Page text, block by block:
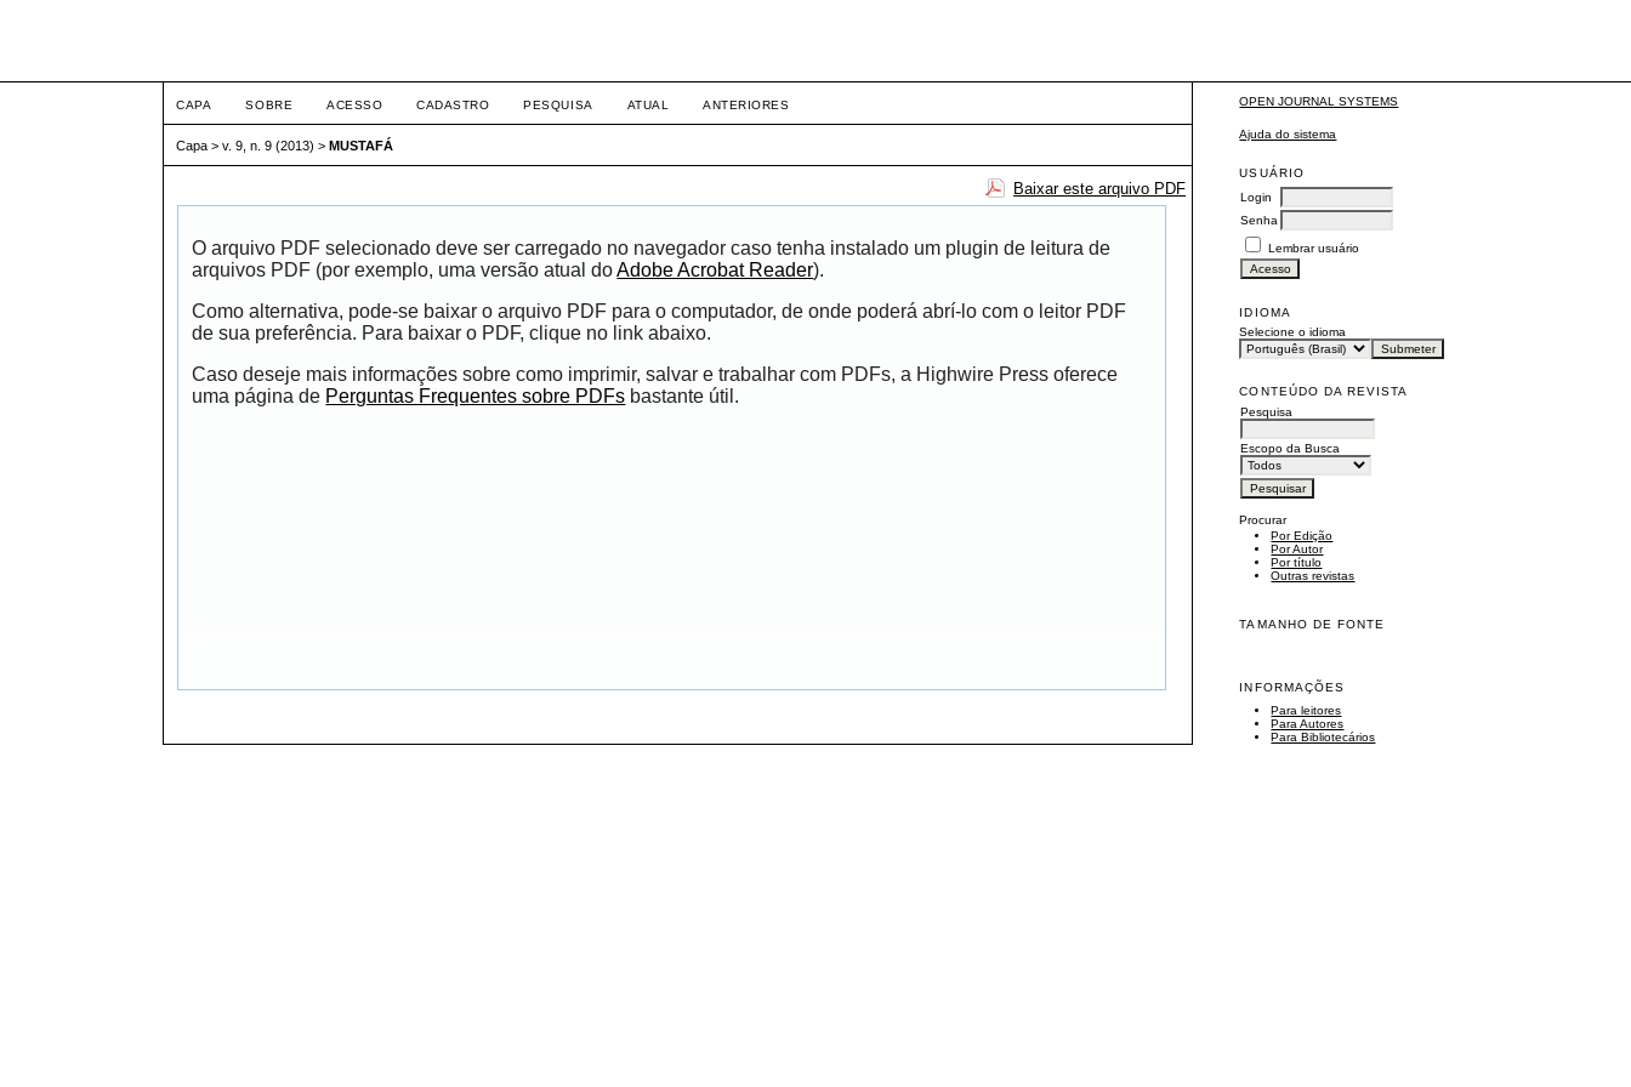
OPEN JOURNAL SYSTEMS
Ajuda do sistema
USUÁRIO
Login
Senha
Lembrar usuário
IDIOMA
Selecione o idioma
CONTEÚDO DA REVISTA
Pesquisa
Escopo da Busca
Procurar
Por Edição
Por Autor
Por título
Outras revistas
TAMANHO DE FONTE
INFORMAÇÕES
Para leitores
Para Autores
Para Bibliotecários
CAPA SOBRE ACESSO CADASTRO PESQUISA ATUAL ANTERIORES
Capa >v. 9, n. 9 (2013) >MUSTAFÁ
Baixar este arquivo PDF
O arquivo PDF selecionado deve ser carregado no navegador caso tenha instalado um plugin de leitura de
arquivos PDF (por exemplo, uma versão atual doAdobe Acrobat Reader).
Como alternativa, pode-se baixar o arquivo PDF para o computador, de onde poderá abrí-lo com o leitor PDF
de sua preferência. Para baixar o PDF, clique no link abaixo.
Caso deseje mais informações sobre como imprimir, salvar e trabalhar com PDFs, a Highwire Press oferece
uma página de Perguntas Frequentes sobre PDFs bastante útil.